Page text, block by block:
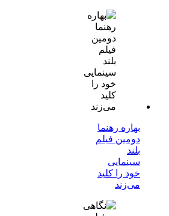
بهاره رهنما
دومین فیلم
بلند
سینمایی
خود را کلید
می‌زند